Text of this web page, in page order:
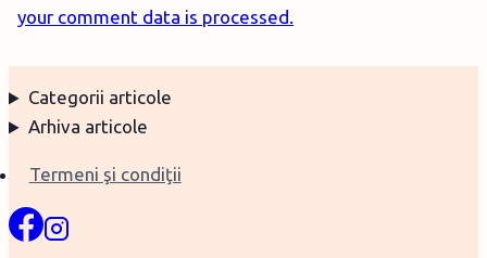
your comment data is processed.
Categorii articole
Arhiva articole
Termeni şi condiţii